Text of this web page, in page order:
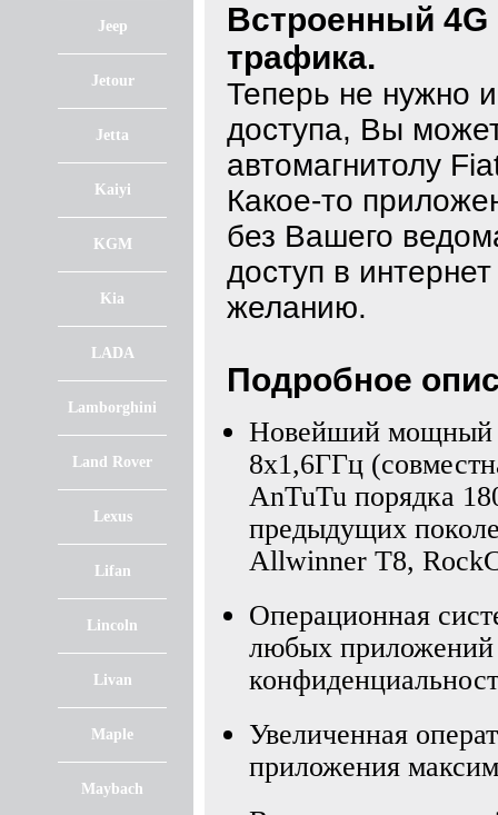
Jeep
Jetour
Jetta
Kaiyi
KGM
Kia
LADA
Lamborghini
Land Rover
Lexus
Lifan
Lincoln
Livan
Maple
Maybach
Встроенный 4G
трафика.
Теперь не нужно
доступа, Вы
автомагнитолу
Какое-то
без Вашего
доступ в
желанию.
Подробное
Новейший мощный
8х1,6ГГц
AnTuTu порядка
предыдущих
Allwinner T8,
Операционная
любых приложений
Увеличенная
приложения